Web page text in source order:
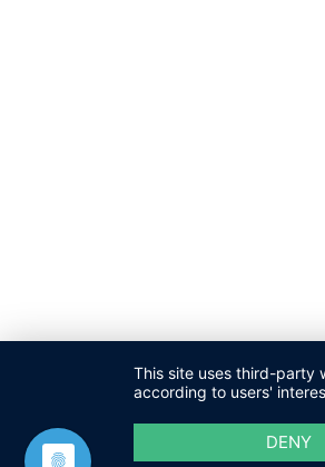
This site uses third-party
according to users'
DENY